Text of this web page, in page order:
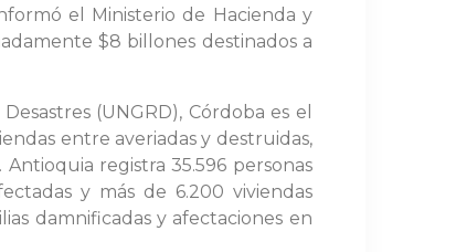
el Ministerio de Hacienda y
$8 billones destinados a
(UNGRD), Córdoba es el
entre averiadas y destruidas,
registra 35.596 personas
y más de 6.200 viviendas
damnificadas y afectaciones en